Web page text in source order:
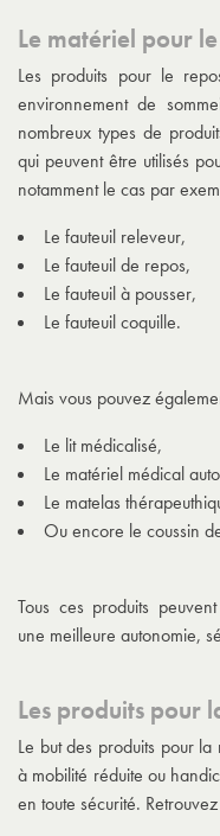
Le matériel pour
Les produits pour le
environnement de
nombreux types de
qui peuvent être utilisés
notamment le cas par
Le fauteuil releveur,
Le fauteuil de repos,
Le fauteuil à pousser,
Le fauteuil coquille.
Mais vous pouvez
Le lit médicalisé,
Le matériel médical
Le matelas
Ou encore le coussin
Tous ces produits
une meilleure autonomie,
Les produits pour
Le but des produits pour
à mobilité réduite ou
en toute sécurité.